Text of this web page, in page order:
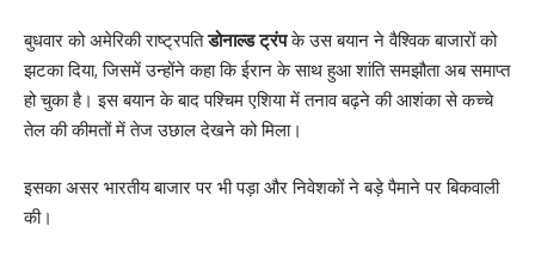
बुधवार को अमेरिकी राष्ट्रपतिडोनाल्ड ट्रंपके उस बयान ने वैश्विक बाजारों को
झटका दिया, जिसमें उन्होंने कहा कि ईरान के साथ हुआ शांति समझौता अब समाप्त
हो चुका है। इस बयान के बाद पश्चिम एशिया में तनाव बढ़ने की आशंका से कच्चे
तेल की कीमतों में तेज उछाल देखने को मिला।
इसका असर भारतीय बाजार पर भी पड़ा और निवेशकों ने बड़े पैमाने पर बिकवाली
की।